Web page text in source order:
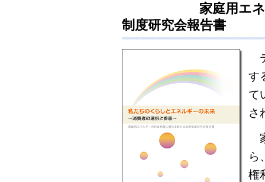
家庭用エ
制度研究会報告書
す
て
さ
ら
権